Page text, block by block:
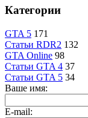
Категории
GTA 5 171
Статьи RDR2 132
GTA Online 98
Статьи GTA 4 37
Статьи GTA 5 34
Ваше имя:
E-mail: